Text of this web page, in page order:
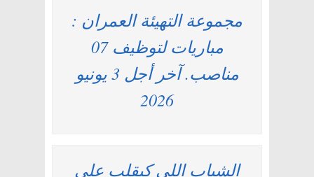
مجموعة التهيئة العمران :
مباريات لتوظيف 07
مناصب. آخر أجل 3 يونيو
2026
الشباب اللي كيقلب على